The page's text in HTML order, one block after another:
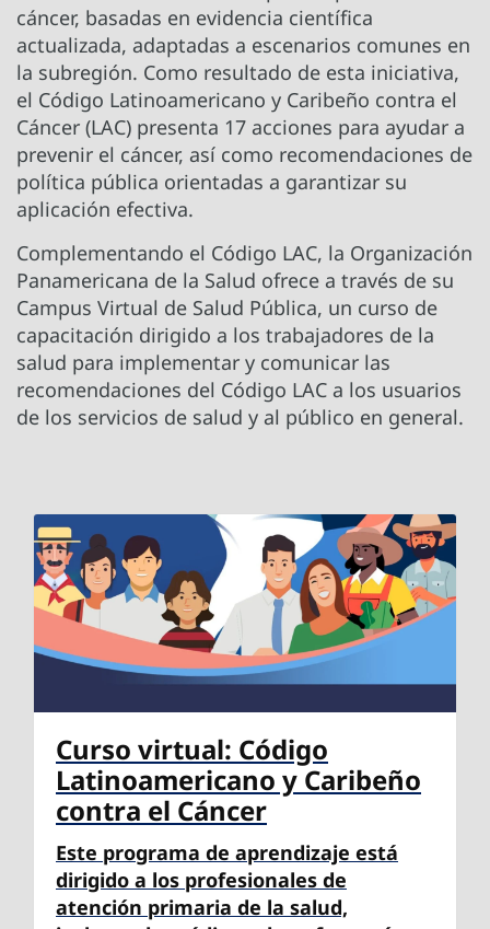
cáncer, basadas en evidencia científica
actualizada, adaptadas a escenarios comunes en
la subregión. Como resultado de esta iniciativa,
el Código Latinoamericano y Caribeño contra el
Cáncer (LAC) presenta 17 acciones para ayudar a
prevenir el cáncer, así como recomendaciones de
política pública orientadas a garantizar su
aplicación efectiva.
Complementando el Código LAC, la Organización
Panamericana de la Salud ofrece a través de su
Campus Virtual de Salud Pública, un curso de
capacitación dirigido a los trabajadores de la
salud para implementar y comunicar las
recomendaciones del Código LAC a los usuarios
de los servicios de salud y al público en general.
Curso virtual: Código
Latinoamericano y Caribeño
contra el Cáncer
Este programa de aprendizaje está
dirigido a los profesionales de
atención primaria de la salud,